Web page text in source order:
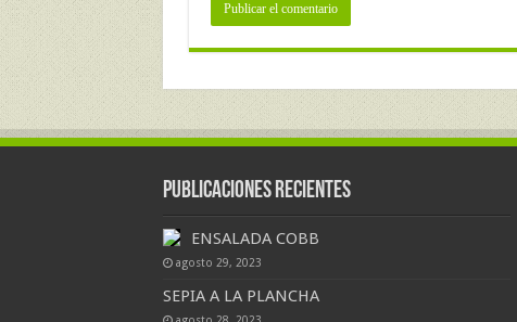
Publicaciones Recientes
ENSALADA COBB
agosto 29, 2023
SEPIA A LA PLANCHA